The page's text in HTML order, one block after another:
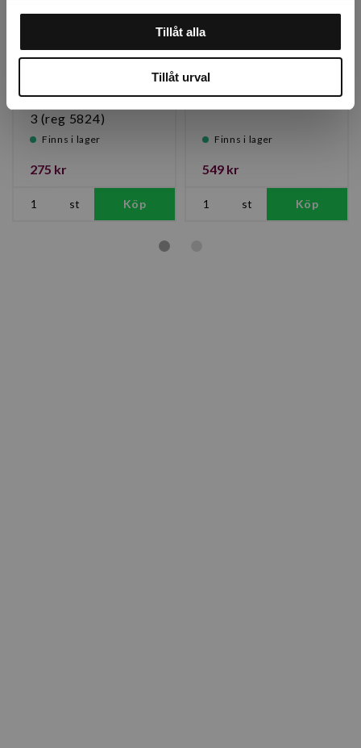
Tillåt alla
Tillåt urval
Effekt 6% 10L, Klass
3 (reg 5824)
Finns i lager
275 kr
st Köp
Tryckspruta Pure 5 L
för Ättika
Finns i lager
549 kr
st Köp